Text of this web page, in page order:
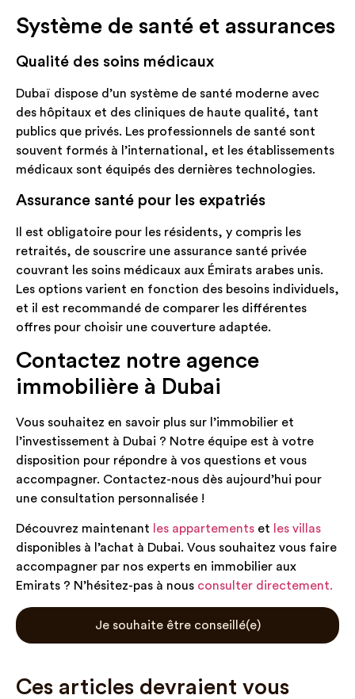
Système de santé et assurances
Qualité des soins médicaux
Dubaï dispose d’un système de santé moderne avec
des hôpitaux et des cliniques de haute qualité, tant
publics que privés. Les professionnels de santé sont
souvent formés à l’international, et les établissements
médicaux sont équipés des dernières technologies.
Assurance santé pour les expatriés
Il est obligatoire pour les résidents, y compris les
retraités, de souscrire une assurance santé privée
couvrant les soins médicaux aux Émirats arabes unis.
Les options varient en fonction des besoins individuels,
et il est recommandé de comparer les différentes
offres pour choisir une couverture adaptée.
Contactez notre agence
immobilière à Dubai
Vous souhaitez en savoir plus sur l’immobilier et
l’investissement à Dubai ? Notre équipe est à votre
disposition pour répondre à vos questions et vous
accompagner. Contactez-nous dès aujourd’hui pour
une consultation personnalisée !
Découvrez maintenant les appartements et
les villas
disponibles à l’achat à Dubai. Vous souhaitez vous faire
accompagner par nos experts en immobilier aux
Emirats ? N’hésitez-pas à nous consulter directement.
Je souhaite être conseillé(e)
Ces articles devraient vous